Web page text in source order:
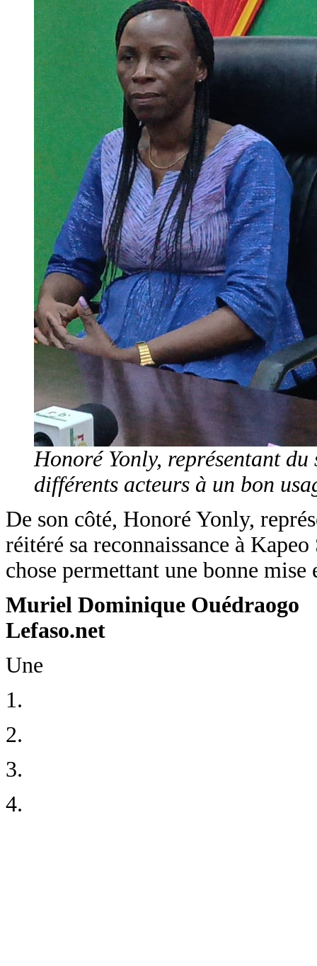
Honoré Yonly, représentant
différents acteurs à un bon
De son côté, Honoré Yonly,
réitéré sa reconnaissance à
chose permettant une bonne
Muriel Dominique Ouédraogo
Lefaso.net
Une
1.
2.
3.
4.